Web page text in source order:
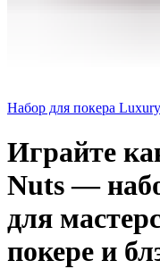
Набор для покера
Играйте
Nuts —
для
покере и